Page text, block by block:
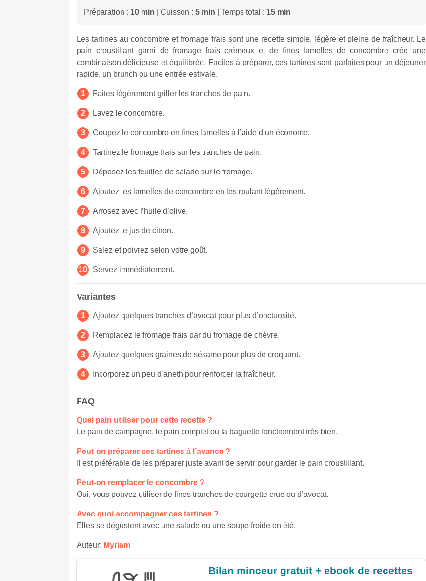
Préparation : 10 min | Cuisson : 5 min | Temps total : 15 min
Les tartines au concombre et fromage frais sont une recette simple, légère et pleine de fraîcheur. Le
pain croustillant garni de fromage frais crémeux et de fines lamelles de concombre crée une
combinaison délicieuse et équilibrée. Faciles à préparer, ces tartines sont parfaites pour un déjeuner
rapide, un brunch ou une entrée estivale.
Faites légèrement griller les tranches de pain.
Lavez le concombre.
Coupez le concombre en fines lamelles à l’aide d’un économe.
Tartinez le fromage frais sur les tranches de pain.
Déposez les feuilles de salade sur le fromage.
Ajoutez les lamelles de concombre en les roulant légèrement.
Arrosez avec l’huile d’olive.
Ajoutez le jus de citron.
Salez et poivrez selon votre goût.
Servez immédiatement.
Variantes
Ajoutez quelques tranches d’avocat pour plus d’onctuosité.
Remplacez le fromage frais par du fromage de chèvre.
Ajoutez quelques graines de sésame pour plus de croquant.
Incorporez un peu d’aneth pour renforcer la fraîcheur.
FAQ
Quel pain utiliser pour cette recette ?
Le pain de campagne, le pain complet ou la baguette fonctionnent très bien.
Peut-on préparer ces tartines à l’avance ?
Il est préférable de les préparer juste avant de servir pour garder le pain croustillant.
Peut-on remplacer le concombre ?
Oui, vous pouvez utiliser de fines tranches de courgette crue ou d’avocat.
Avec quoi accompagner ces tartines ?
Elles se dégustent avec une salade ou une soupe froide en été.
Auteur: Myriam
Bilan minceur gratuit + ebook de recettes